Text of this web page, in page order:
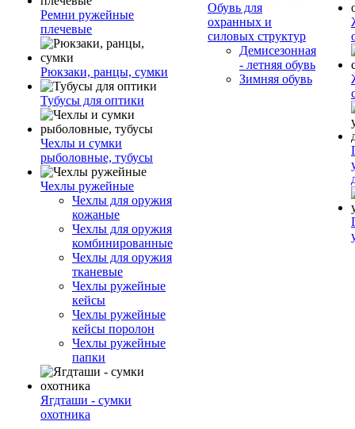
Ремни ружейные
плечевые
Рюкзаки, ранцы, сумки
Тубусы для оптики
Чехлы и сумки
рыболовные, тубусы
Чехлы ружейные
Чехлы для оружия
кожаные
Чехлы для оружия
комбинированные
Чехлы для оружия
тканевые
Чехлы ружейные
кейсы
Чехлы ружейные
кейсы поролон
Чехлы ружейные
папки
Ягдташи - сумки
охотника
Обувь для
охранных и
силовых структур
Демисезонная
- летняя обувь
Зимняя обувь